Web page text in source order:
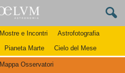
Mostre e Incontri
Astrofotografia
Pianeta Marte Cielo del Mese
Mappa Osservatori